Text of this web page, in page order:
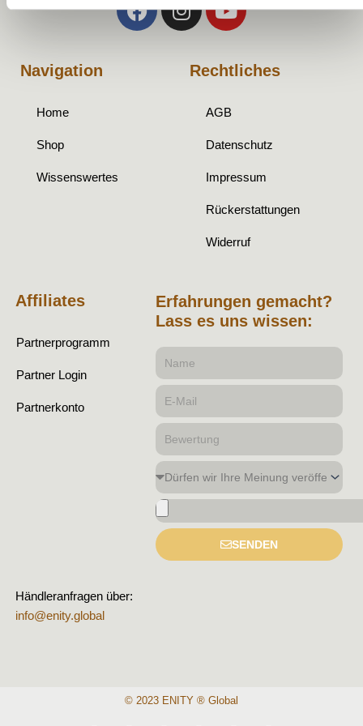
Navigation
Home
Shop
Wissenswertes
Rechtliches
AGB
Datenschutz
Impressum
Rückerstattungen
Widerruf
Affiliates
Partnerprogramm
Partner Login
Partnerkonto
Händleranfragen über:
info@enity.global
Erfahrungen gemacht?
Lass es uns wissen:
Mail
wir
Ihre
Meinung
veröffentlichen?
Bild
hochladen
SENDEN
© 2023 ENITY ® Global